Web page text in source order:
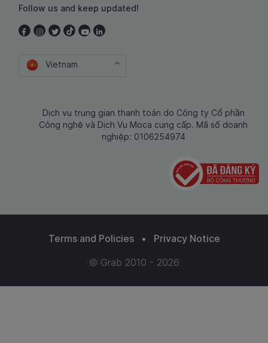
Follow us and keep updated!
Vietnam
Dịch vụ trung gian thanh toán do Công ty Cổ phần
Công nghệ và Dịch Vụ Moca cung cấp. Mã số doanh
nghiệp: 0106254974
Terms and Policies •
Privacy Notice
© Grab 2010 - 2026